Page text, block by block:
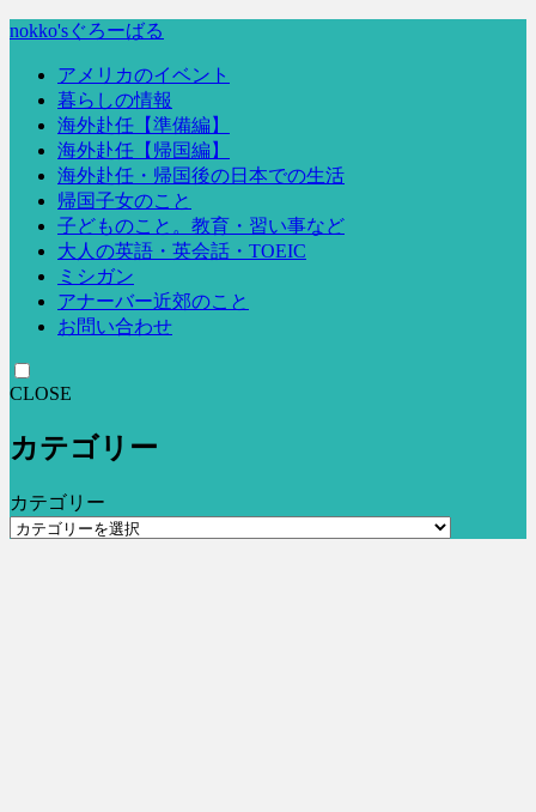
nokko'sぐろーばる
アメリカのイベント
暮らしの情報
海外赴任【準備編】
海外赴任【帰国編】
海外赴任・帰国後の日本での生活
帰国子女のこと
子どものこと。教育・習い事など
大人の英語・英会話・TOEIC
ミシガン
アナーバー近郊のこと
お問い合わせ
CLOSE
カテゴリー
カテゴリー